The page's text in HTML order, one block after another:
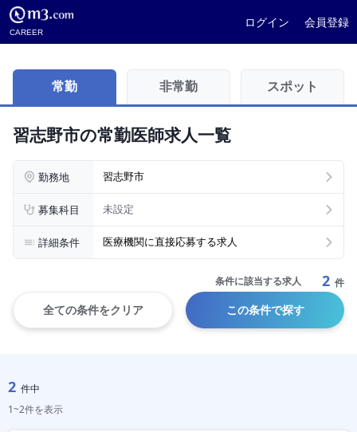
CAREER
ログイン 会員登録
常勤 非常勤 スポット
習志野市の常勤医師求人一覧
勤務地 習志野市
募集科目 未設定
詳細条件 医療機関に直接応募する求人
条件に該当する求人 2 件
全ての条件をクリア この条件で探す
2 件中
1~2件を表示